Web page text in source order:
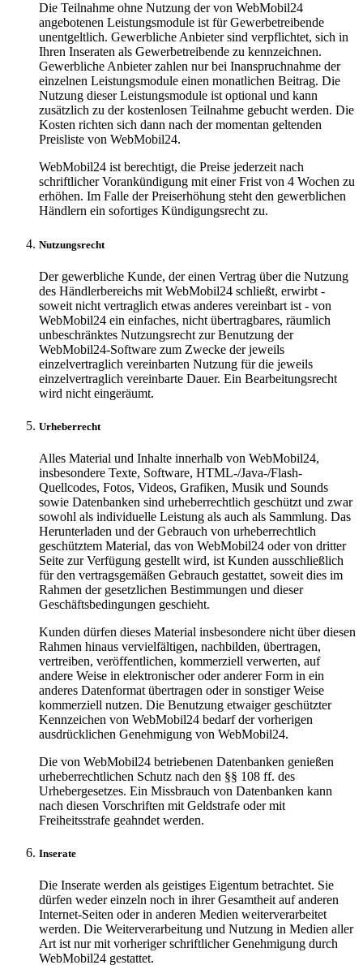
Die Teilnahme ohne Nutzung der von WebMobil24
angebotenen Leistungsmodule ist für Gewerbetreibende
unentgeltlich. Gewerbliche Anbieter sind verpflichtet, sich in
Ihren Inseraten als Gewerbetreibende zu kennzeichnen.
Gewerbliche Anbieter zahlen nur bei Inanspruchnahme der
einzelnen Leistungsmodule einen monatlichen Beitrag. Die
Nutzung dieser Leistungsmodule ist optional und kann
zusätzlich zu der kostenlosen Teilnahme gebucht werden. Die
Kosten richten sich dann nach der momentan geltenden
Preisliste von WebMobil24.
WebMobil24 ist berechtigt, die Preise jederzeit nach
schriftlicher Vorankündigung mit einer Frist von 4 Wochen zu
erhöhen. Im Falle der Preiserhöhung steht den gewerblichen
Händlern ein sofortiges Kündigungsrecht zu.
Nutzungsrecht
Der gewerbliche Kunde, der einen Vertrag über die Nutzung
des Händlerbereichs mit WebMobil24 schließt, erwirbt -
soweit nicht vertraglich etwas anderes vereinbart ist - von
WebMobil24 ein einfaches, nicht übertragbares, räumlich
unbeschränktes Nutzungsrecht zur Benutzung der
WebMobil24-Software zum Zwecke der jeweils
einzelvertraglich vereinbarten Nutzung für die jeweils
einzelvertraglich vereinbarte Dauer. Ein Bearbeitungsrecht
wird nicht eingeräumt.
Urheberrecht
Alles Material und Inhalte innerhalb von WebMobil24,
insbesondere Texte, Software, HTML-/Java-/Flash-
Quellcodes, Fotos, Videos, Grafiken, Musik und Sounds
sowie Datenbanken sind urheberrechtlich geschützt und zwar
sowohl als individuelle Leistung als auch als Sammlung. Das
Herunterladen und der Gebrauch von urheberrechtlich
geschütztem Material, das von WebMobil24 oder von dritter
Seite zur Verfügung gestellt wird, ist Kunden ausschließlich
für den vertragsgemäßen Gebrauch gestattet, soweit dies im
Rahmen der gesetzlichen Bestimmungen und dieser
Geschäftsbedingungen geschieht.
Kunden dürfen dieses Material insbesondere nicht über diesen
Rahmen hinaus vervielfältigen, nachbilden, übertragen,
vertreiben, veröffentlichen, kommerziell verwerten, auf
andere Weise in elektronischer oder anderer Form in ein
anderes Datenformat übertragen oder in sonstiger Weise
kommerziell nutzen. Die Benutzung etwaiger geschützter
Kennzeichen von WebMobil24 bedarf der vorherigen
ausdrücklichen Genehmigung von WebMobil24.
Die von WebMobil24 betriebenen Datenbanken genießen
urheberrechtlichen Schutz nach den §§ 108 ff. des
Urhebergesetzes. Ein Missbrauch von Datenbanken kann
nach diesen Vorschriften mit Geldstrafe oder mit
Freiheitsstrafe geahndet werden.
Inserate
Die Inserate werden als geistiges Eigentum betrachtet. Sie
dürfen weder einzeln noch in ihrer Gesamtheit auf anderen
Internet-Seiten oder in anderen Medien weiterverarbeitet
werden. Die Weiterverarbeitung und Nutzung in Medien aller
Art ist nur mit vorheriger schriftlicher Genehmigung durch
WebMobil24 gestattet.